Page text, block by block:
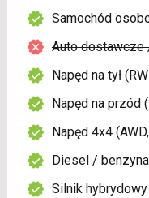
Samochód
Auto dostawcze
Napęd na tył
Napęd na przód
Napęd 4x4
Diesel /
Silnik hybrydowy